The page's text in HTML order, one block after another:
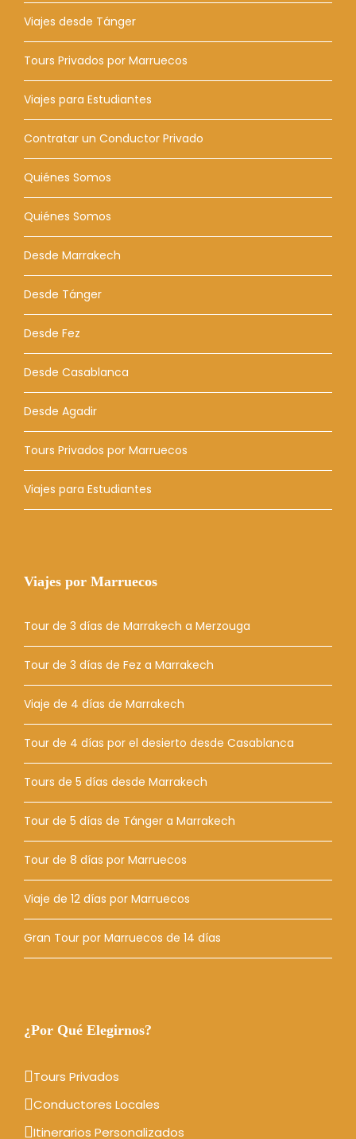
Viajes desde Tánger
Tours Privados por Marruecos
Viajes para Estudiantes
Contratar un Conductor Privado
Quiénes Somos
Quiénes Somos
Desde Marrakech
Desde Tánger
Desde Fez
Desde Casablanca
Desde Agadir
Tours Privados por Marruecos
Viajes para Estudiantes
Viajes por Marruecos
Tour de 3 días de Marrakech a Merzouga
Tour de 3 días de Fez a Marrakech
Viaje de 4 días de Marrakech
Tour de 4 días por el desierto desde Casablanca
Tours de 5 días desde Marrakech
Tour de 5 días de Tánger a Marrakech
Tour de 8 días por Marruecos
Viaje de 12 días por Marruecos
Gran Tour por Marruecos de 14 días
¿Por Qué Elegirnos?
Tours Privados
Conductores Locales
Itinerarios Personalizados